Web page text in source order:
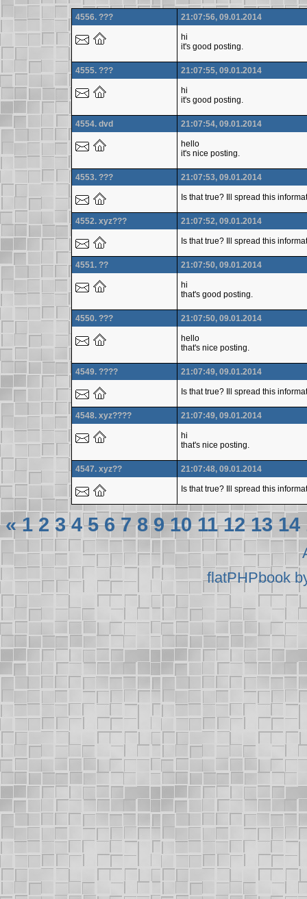
4556. ??? 21:07:56, 09.01.2014
hi
it's good posting.
4555. ??? 21:07:55, 09.01.2014
hi
it's good posting.
4554. dvd 21:07:54, 09.01.2014
hello
it's nice posting.
4553. ??? 21:07:53, 09.01.2014
Is that true? Ill spread this
4552. xyz??? 21:07:52, 09.01.2014
Is that true? Ill spread this
4551. ?? 21:07:50, 09.01.2014
hi
that's good posting.
4550. ??? 21:07:50, 09.01.2014
hello
that's nice posting.
4549. ???? 21:07:49, 09.01.2014
Is that true? Ill spread this
4548. xyz???? 21:07:49, 09.01.2014
hi
that's nice posting.
4547. xyz?? 21:07:48, 09.01.2014
Is that true? Ill spread this
« 1 2 3 4 5 6 7 8 9 10 11 12 13 14
flatPHPbook